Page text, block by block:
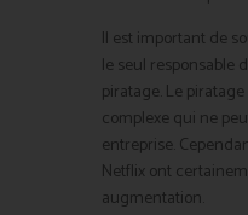
Il est important de
le seul responsable
piratage. Le
complexe qui ne
entreprise.
Netflix ont
augmentation.